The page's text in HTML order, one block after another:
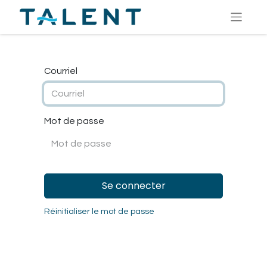
Courriel
Mot de passe
Se connecter
Réinitialiser le mot de passe